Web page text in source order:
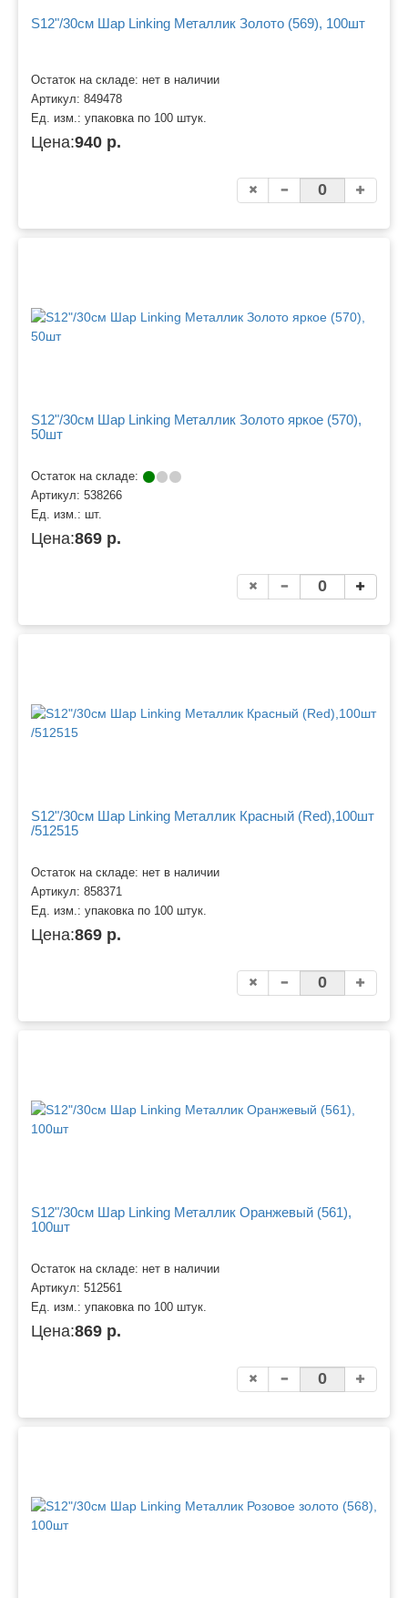
S12"/30см Шар Linking Металлик Золото (569), 100шт
Остаток на складе: нет в наличии
Артикул: 849478
Ед. изм.: упаковка по 100 штук.
Цена:940 р.
S12"/30см Шар Linking Металлик Золото яркое (570),
50шт
Остаток на складе:
Артикул: 538266
Ед. изм.: шт.
Цена:869 р.
S12"/30см Шар Linking Металлик Красный (Red),100шт
/512515
Остаток на складе: нет в наличии
Артикул: 858371
Ед. изм.: упаковка по 100 штук.
Цена:869 р.
S12"/30см Шар Linking Металлик Оранжевый (561),
100шт
Остаток на складе: нет в наличии
Артикул: 512561
Ед. изм.: упаковка по 100 штук.
Цена:869 р.